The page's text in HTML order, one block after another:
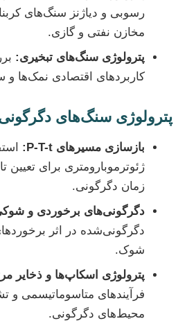
رسوبی و دیاژنز سنگ‌های
مخازن نفتی و گازی.
پترولوژی سنگ‌های تبخیری:
کاربردهای اقتصادی نمک‌ها و
پترولوژی سنگ‌های
بازسازی مسیرهای P-T-t:
ژئوترموبارومتری برای تعیین
زمان دگرگونی.
دگرگونی‌های برخوردی و
دگرگونی‌شده در اثر
شوک.
پترولوژی اسکاپ‌ها و ذخایر
فرآیندهای متاسوماتیسمی و
محیط‌های دگرگونی.